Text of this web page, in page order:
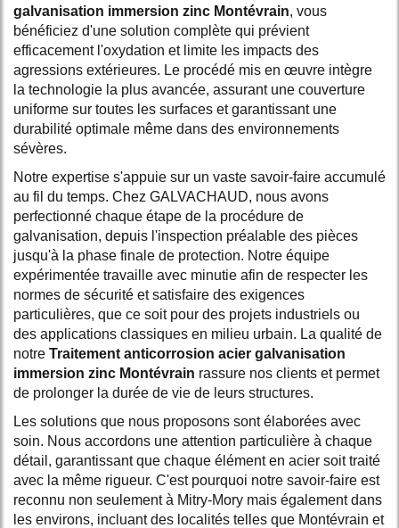
galvanisation immersion zinc Montévrain, vous
bénéficiez d'une solution complète qui prévient
efficacement l'oxydation et limite les impacts des
agressions extérieures. Le procédé mis en œuvre intègre
la technologie la plus avancée, assurant une couverture
uniforme sur toutes les surfaces et garantissant une
durabilité optimale même dans des environnements
sévères.
Notre expertise s'appuie sur un vaste savoir-faire accumulé
au fil du temps. Chez GALVACHAUD, nous avons
perfectionné chaque étape de la procédure de
galvanisation, depuis l'inspection préalable des pièces
jusqu'à la phase finale de protection. Notre équipe
expérimentée travaille avec minutie afin de respecter les
normes de sécurité et satisfaire des exigences
particulières, que ce soit pour des projets industriels ou
des applications classiques en milieu urbain. La qualité de
notre Traitement anticorrosion acier galvanisation
immersion zinc Montévrain rassure nos clients et permet
de prolonger la durée de vie de leurs structures.
Les solutions que nous proposons sont élaborées avec
soin. Nous accordons une attention particulière à chaque
détail, garantissant que chaque élément en acier soit traité
avec la même rigueur. C'est pourquoi notre savoir-faire est
reconnu non seulement à Mitry-Mory mais également dans
les environs, incluant des localités telles que Montévrain et